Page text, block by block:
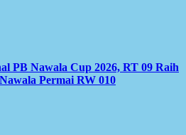
PB Nawala Cup 2026, RT 09 Raih
Permai RW 010